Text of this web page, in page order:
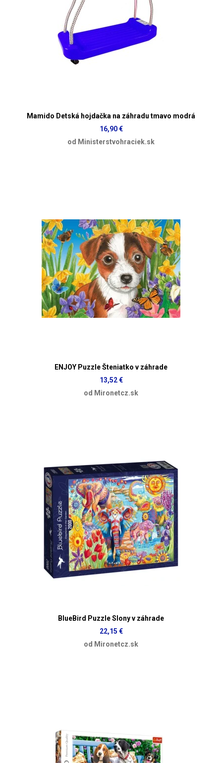
Mamido Detská hojdačka na záhradu tmavo modrá
16,90 €
od Ministerstvohraciek.sk
ENJOY Puzzle Šteniatko v záhrade
13,52 €
od Mironetcz.sk
BlueBird Puzzle Slony v záhrade
22,15 €
od Mironetcz.sk